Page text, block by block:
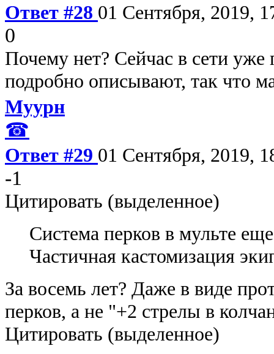
Ответ #28 01 Сентября, 2019,
0
Почему нет? Сейчас в сети
подробно описывают, так что
Муурн
☎
Ответ #29 01 Сентября, 2019,
-1
Цитировать (выделенное)
Система перков в мульте
Частичная кастомизация
За восемь лет? Даже в виде
перков, а не "+2 стрелы в
Цитировать (выделенное)